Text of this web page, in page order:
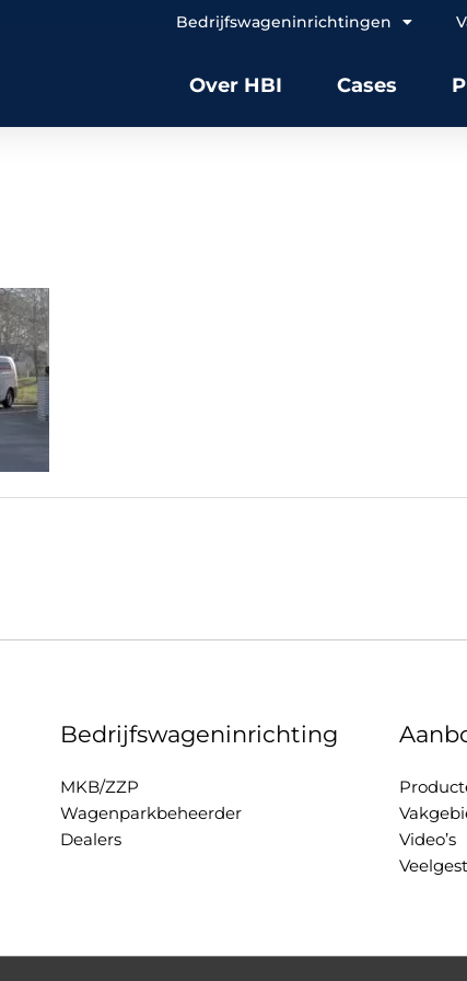
Bedrijfswageninrichtingen
Over HBI Cases
Bedrijfswageninrichting
MKB/ZZP
Wagenparkbeheerder
Dealers
Video’s